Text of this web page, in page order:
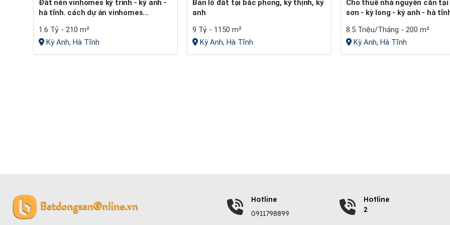
đất nền vinhomes kỳ trinh - kỳ anh -
hà tĩnh. cách dự án vinhomes...
1.6 Tỷ - 210 m²
Kỳ Anh, Hà Tĩnh
Bán lô đất tại bắc phong, kỳ thịnh, kỳ
anh
9 Tỷ - 1150 m²
Kỳ Anh, Hà Tĩnh
Cho thuê nhà nguyên căn tại hồng
sơn - kỳ long - kỳ anh - hà
8.5 Triệu/Tháng - 200 m²
Kỳ Anh, Hà Tĩnh
Hotline
0911798899
Hotline
2